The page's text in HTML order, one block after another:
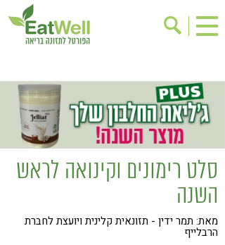
בישול בריא
אינדקס עסקים
ריפוי ומניעת מחלות
בריאות האישה
תוספי תזונה
מתכוני בריאות
אירועים
שינוי תזונתי
גישות בתזונה
ניקוי רעלים
מזונות על
סלט רימונים וקינואה לראש
השנה
מאת: תמר ידין - תזונאית קלינית ויועצת לחברת
הרבלייף